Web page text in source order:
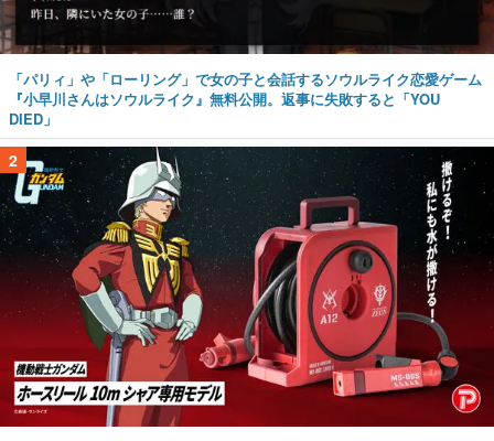
「パリィ」や「ローリング」で女の子と会話するソウルライク恋愛ゲーム
『小早川さんはソウルライク』無料公開。返事に失敗すると「YOU
DIED」
2